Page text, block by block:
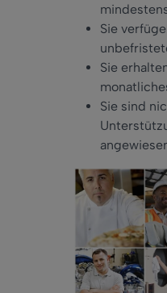
Sie
Sie
Sie sind